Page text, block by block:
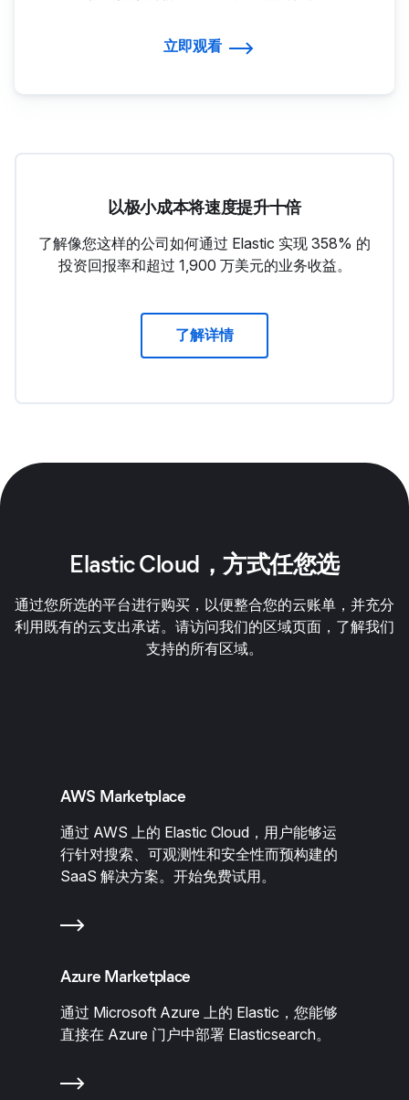
立即观看
以极小成本将速度提升十倍
了解像您这样的公司如何通过 Elastic 实现 358% 的
投资回报率和超过 1,900 万美元的业务收益。
了解详情
Elastic Cloud，方式任您选
通过您所选的平台进行购买，以便整合您的云账单，并充分
利用既有的云支出承诺。 请访问我们的区域页面，了解我们
支持的所有区域。
AWS Marketplace
通过 AWS 上的 Elastic Cloud，用户能够运
行针对搜索、可观测性和安全性而预构建的
SaaS 解决方案。开始免费试用。
Azure Marketplace
通过 Microsoft Azure 上的 Elastic，您能够
直接在 Azure 门户中部署 Elasticsearch。